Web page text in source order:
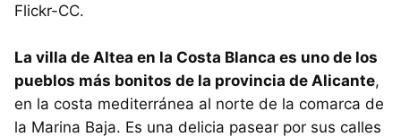
Flickr-CC.
La villa de Altea en la Costa Blanca es uno de los
pueblos más bonitos de la provincia de Alicante,
en la costa mediterránea al norte de la comarca de
la Marina Baja. Es una delicia pasear por sus calles